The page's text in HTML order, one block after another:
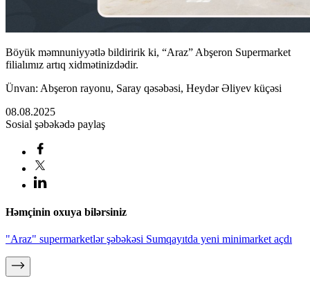
Böyük məmnuniyyətlə bildiririk ki, “Araz” Abşeron Supermarket
filialımız artıq xidmətinizdədir.
Ünvan: Abşeron rayonu, Saray qəsəbəsi, Heydər Əliyev küçəsi
08.08.2025
Sosial şəbəkədə paylaş
Həmçinin oxuya bilərsiniz
"Araz" supermarketlər şəbəkəsi Sumqayıtda yeni minimarket açdı